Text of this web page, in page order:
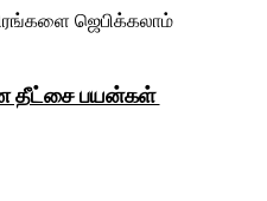
ஜெபிக்கலாம்
தீட்சை பயன்கள்